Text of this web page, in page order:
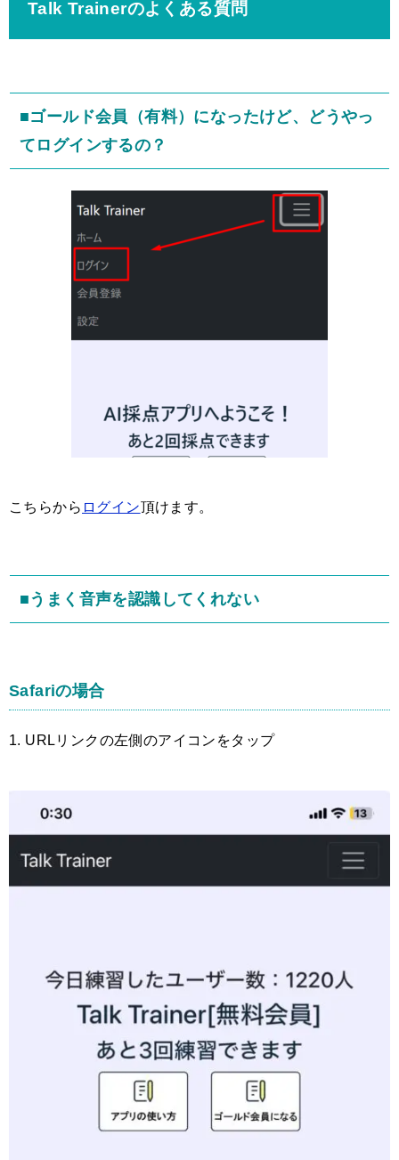
Talk Trainerのよくある質問
■ゴールド会員（有料）になったけど、どうやっ
てログインするの？
こちらから ログイン頂けます。
■うまく音声を認識してくれない
Safariの場合
1. URLリンクの左側のアイコンをタップ